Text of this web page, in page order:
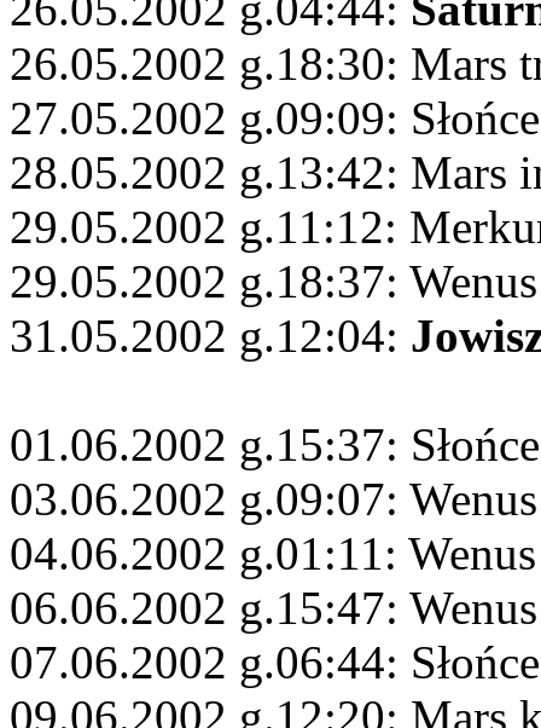
26.05.2002 g.18:30: Mars
27.05.2002 g.09:09:
28.05.2002 g.13:42: Mars
29.05.2002 g.11:12:
29.05.2002 g.18:37:
31.05.2002 g.12:04:
01.06.2002 g.15:37:
03.06.2002 g.09:07:
04.06.2002 g.01:11:
06.06.2002 g.15:47:
07.06.2002 g.06:44:
09.06.2002 g.12:20: Mars